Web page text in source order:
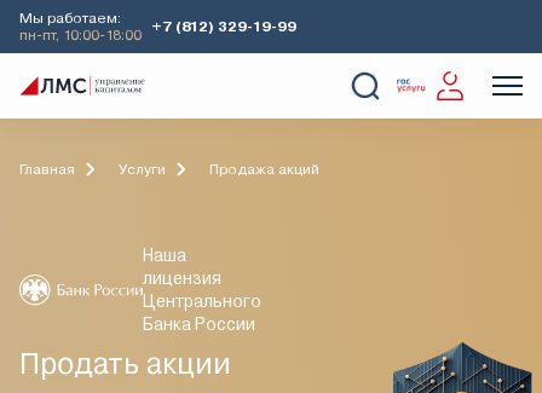
Мы работаем:
пн-пт, 10:00-18:00
+7 (812) 329-19-99
Главная Услуги Продажа акций
Наша
лицензия
Центрального
Банка России
Продать акции